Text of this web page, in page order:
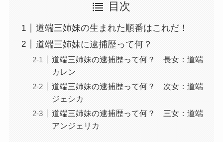
目次
道端三姉妹の生まれた順番はこれだ！
道端三姉妹に逮捕歴って何？
道端三姉妹の逮捕歴って何？ 長女：道端
カレン
道端三姉妹の逮捕歴って何？ 次女：道端
ジェシカ
道端三姉妹の逮捕歴って何？ 三女：道端
アンジェリカ